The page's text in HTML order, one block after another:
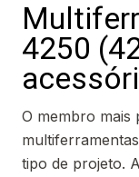
4250
O membro mais
tipo de projeto.